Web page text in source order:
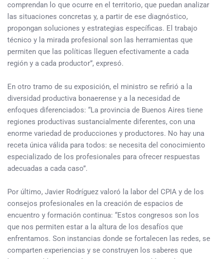
comprendan lo que ocurre en el territorio, que puedan analizar
las situaciones concretas y, a partir de ese diagnóstico,
propongan soluciones y estrategias específicas. El trabajo
técnico y la mirada profesional son las herramientas que
permiten que las políticas lleguen efectivamente a cada
región y a cada productor”, expresó.
En otro tramo de su exposición, el ministro se refirió a la
diversidad productiva bonaerense y a la necesidad de
enfoques diferenciados: “La provincia de Buenos Aires tiene
regiones productivas sustancialmente diferentes, con una
enorme variedad de producciones y productores. No hay una
receta única válida para todos: se necesita del conocimiento
especializado de los profesionales para ofrecer respuestas
adecuadas a cada caso”.
Por último, Javier Rodríguez valoró la labor del CPIA y de los
consejos profesionales en la creación de espacios de
encuentro y formación continua: “Estos congresos son los
que nos permiten estar a la altura de los desafíos que
enfrentamos. Son instancias donde se fortalecen las redes, se
comparten experiencias y se construyen los saberes que